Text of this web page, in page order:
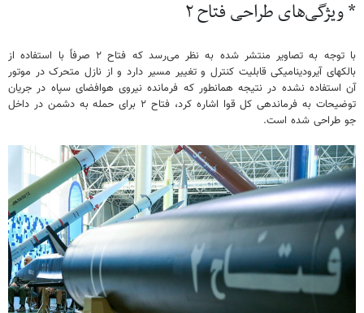
* ویژگی‌های طراحی فتاح ۲
با توجه به تصاویر منتشر شده به نظر می‌رسد که فتاح ۲ صرفاً با استفاده از
بالکهای آیرودینامیکی قابلیت کنترل و تغییر مسیر دارد و از نازل متحرک در موتور
آن استفاده نشده در نتیجه همانطور که فرمانده نیروی هوافضای سپاه در جریان
توضیحات به فرماندهی کل قوا اشاره کرد، فتاح ۲ برای حمله به دشمن در داخل
جو طراحی شده است.